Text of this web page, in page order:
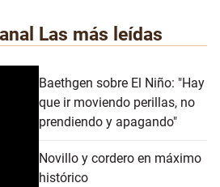
Las más leídas
Baethgen sobre El Niño: "Hay
que ir moviendo perillas, no
prendiendo y apagando"
Novillo y cordero en máximo
histórico